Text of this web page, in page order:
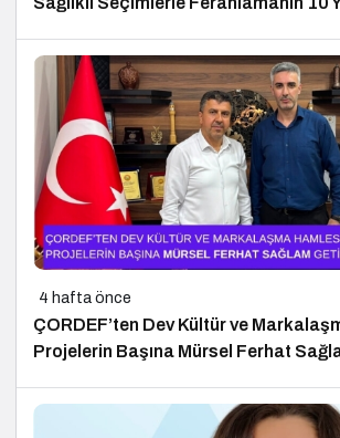
4 hafta önce
ÇORDEF’ten Dev Kültür ve
Projelerin Başına Mürsel Ferhat